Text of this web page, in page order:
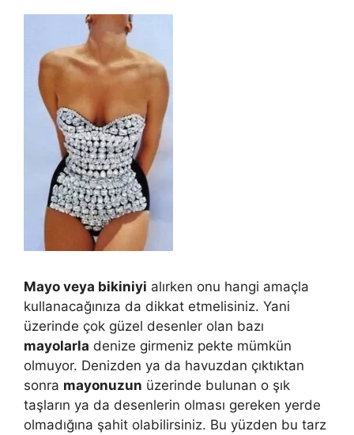
Mayo veya bikiniyi alırken onu hangi amaçla
kullanacağınıza da dikkat etmelisiniz. Yani
üzerinde çok güzel desenler olan bazı
mayolarla denize girmeniz pekte mümkün
olmuyor. Denizden ya da havuzdan çıktıktan
sonra mayonuzun üzerinde bulunan o şık
taşların ya da desenlerin olması gereken yerde
olmadığına şahit olabilirsiniz. Bu yüzden bu tarz